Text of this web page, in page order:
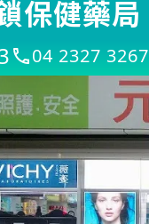
保健藥局
04 2327 3267